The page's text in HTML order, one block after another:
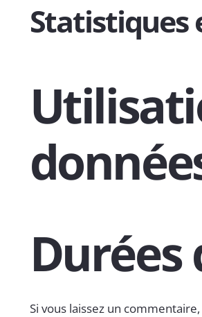
Statistiques
Durées
Si vous laissez un